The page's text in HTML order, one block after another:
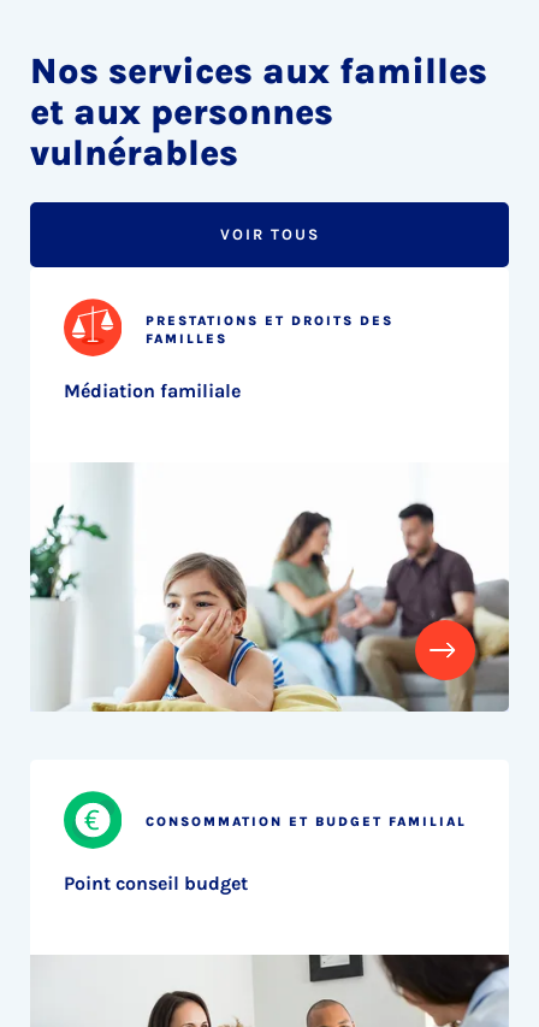
Nos services aux familles
et aux personnes
vulnérables
VOIR TOUS
PRESTATIONS ET DROITS DES
FAMILLES
Médiation familiale
CONSOMMATION ET BUDGET FAMILIAL
Point conseil budget